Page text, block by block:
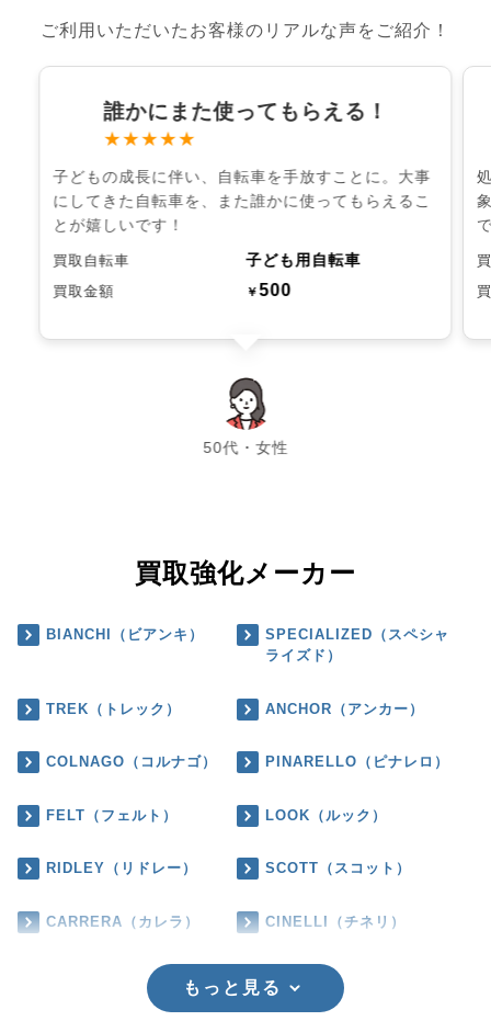
ご利用いただいたお客様のリアルな声をご紹介！
誰かにまた使ってもらえる！
★★★★★
子どもの成長に伴い、自転車を手放すことに。大事
にしてきた自転車を、また誰かに使ってもらえるこ
とが嬉しいです！
買取自転車 子ども用自転車
買取金額 ￥500
50代・女性
chevron_left chevron_right
買取強化メーカー
BIANCHI（ビアンキ）
SPECIALIZED（スペシャ
ライズド）
TREK（トレック） ANCHOR（アンカー）
COLNAGO（コルナゴ） PINARELLO（ピナレロ）
FELT（フェルト） LOOK（ルック）
RIDLEY（リドレー） SCOTT（スコット）
CARRERA（カレラ） CINELLI（チネリ）
もっと見る